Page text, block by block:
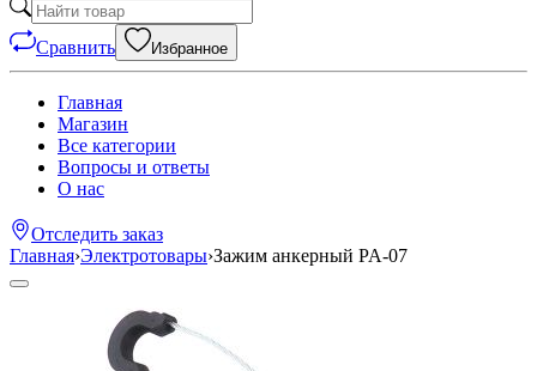
Сравнить Избранное
Главная
Магазин
Все категории
Вопросы и ответы
О нас
Отследить заказ
Главная›Электротовары›Зажим анкерный PA-07